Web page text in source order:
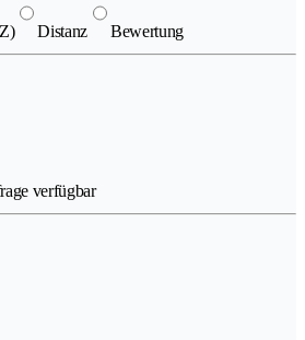
Distanz Bewertung
verfügbar